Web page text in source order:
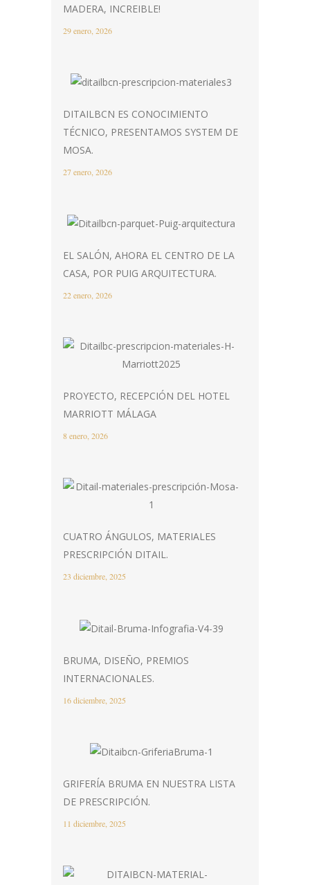
MADERA, INCREIBLE!
29 enero, 2026
DITAILBCN ES CONOCIMIENTO
TÉCNICO, PRESENTAMOS SYSTEM DE
MOSA.
27 enero, 2026
EL SALÓN, AHORA EL CENTRO DE LA
CASA, POR PUIG ARQUITECTURA.
22 enero, 2026
PROYECTO, RECEPCIÓN DEL HOTEL
MARRIOTT MÁLAGA
8 enero, 2026
CUATRO ÁNGULOS, MATERIALES
PRESCRIPCIÓN DITAIL.
23 diciembre, 2025
BRUMA, DISEÑO, PREMIOS
INTERNACIONALES.
16 diciembre, 2025
GRIFERÍA BRUMA EN NUESTRA LISTA
DE PRESCRIPCIÓN.
11 diciembre, 2025